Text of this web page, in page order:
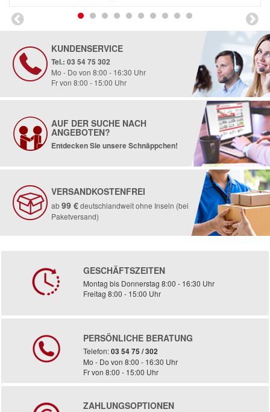
KUNDENSERVICE
Tel.: 03 54 75 302
Mo - Do von 8:00 - 16:30 Uhr
Fr von 8:00 - 15:00 Uhr
AUF DER SUCHE NACH
ANGEBOTEN?
Entdecken Sie unsere Schnäppchen!
VERSANDKOSTENFREI
ab99 €deutschlandweit ohne Inseln (bei
Paketversand)
GESCHÄFTSZEITEN
Montag bis Donnerstag 8:00 - 16:30 Uhr
Freitag 8:00 - 15:00 Uhr
PERSÖNLICHE BERATUNG
Telefon:03 54 75 / 302
Mo - Do von 8:00 - 16:30 Uhr
Fr von 8:00 - 15:00 Uhr
ZAHLUNGSOPTIONEN